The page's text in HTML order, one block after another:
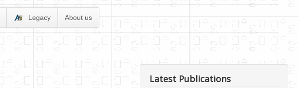
Legacy About us
Latest Publications